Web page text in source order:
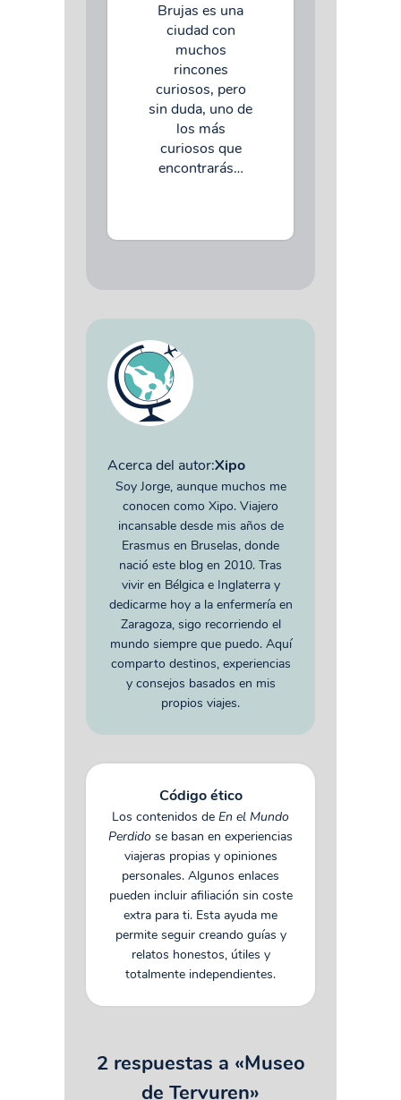
Brujas es una
ciudad con
muchos
rincones
curiosos, pero
sin duda, uno de
los más
curiosos que
encontrarás…
Acerca del autor:Xipo
Soy Jorge, aunque muchos me
conocen como Xipo. Viajero
incansable desde mis años de
Erasmus en Bruselas, donde
nació este blog en 2010. Tras
vivir en Bélgica e Inglaterra y
dedicarme hoy a la enfermería en
Zaragoza, sigo recorriendo el
mundo siempre que puedo. Aquí
comparto destinos, experiencias
y consejos basados en mis
propios viajes.
Código ético
Los contenidos de En el Mundo
Perdido se basan en experiencias
viajeras propias y opiniones
personales. Algunos enlaces
pueden incluir afiliación sin coste
extra para ti. Esta ayuda me
permite seguir creando guías y
relatos honestos, útiles y
totalmente independientes.
2 respuestas a «Museo
de Tervuren»